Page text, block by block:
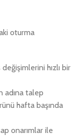
oturma
hızlı bir
adına talep
hafta başında
onarımlar ile